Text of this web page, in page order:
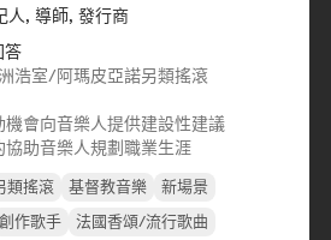
人, 導師, 發行商
答
浩室/阿瑪皮亞諾另類搖滾
機會向音樂人提供建設性建議
協助音樂人規劃職業生涯
類搖滾 基督教音樂
新場景
創作歌手 法國香頌/流行歌曲